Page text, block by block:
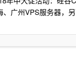
、广州VPS服务器，